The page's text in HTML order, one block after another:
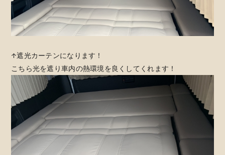
↑遮光カーテンになります！
こちら光を遮り車内の熱環境を良くしてくれます！